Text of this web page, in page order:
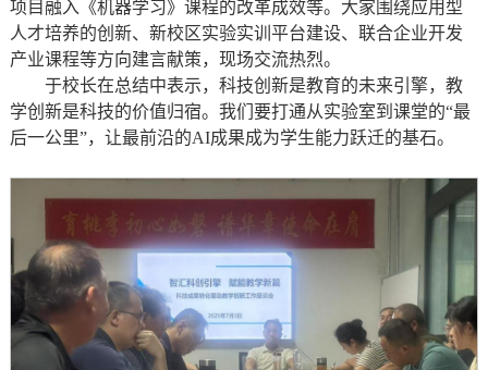
项目融入《机器学习》课程的改革成效等。大家围绕应用型
人才培养的创新、新校区实验实训平台建设、联合企业开发
产业课程等方向建言献策，现场交流热烈。
于校长在总结中表示，科技创新是教育的未来引擎，教
学创新是科技的价值归宿。我们要打通从实验室到课堂的“最
后一公里”，让最前沿的AI成果成为学生能力跃迁的基石。